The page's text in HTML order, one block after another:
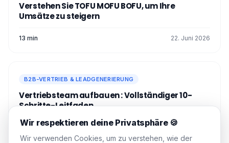
Verstehen Sie TOFU MOFU BOFU, um Ihre
Umsätze zu steigern
13 min 22. Juni 2026
B2B-VERTRIEB & LEADGENERIERUNG
Vertriebsteam aufbauen : Vollständiger 10-
Schritte-Leitfaden
11 min 22. Juni 2026
Wir respektieren deine Privatsphäre 🍪
Wir verwenden Cookies, um zu verstehen, wie der